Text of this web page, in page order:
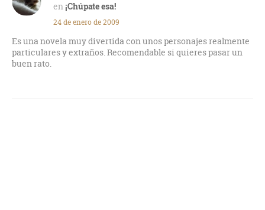
¡Chúpate esa!
24 de enero de 2009
Es una novela muy divertida con unos personajes realmente
particulares y extraños. Recomendable si quieres pasar un
buen rato.